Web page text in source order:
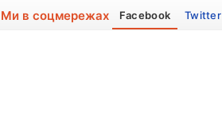
Ми в соцмережах Facebook Twitter